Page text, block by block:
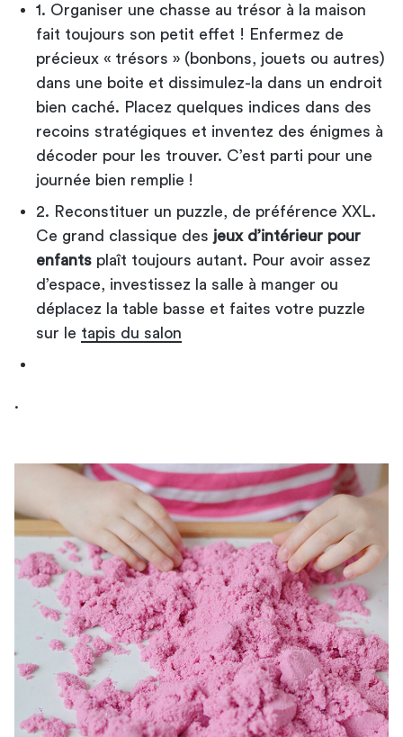
1. Organiser une chasse au trésor à la maison
fait toujours son petit effet ! Enfermez de
précieux « trésors » (bonbons, jouets ou autres)
dans une boite et dissimulez-la dans un endroit
bien caché. Placez quelques indices dans des
recoins stratégiques et inventez des énigmes à
décoder pour les trouver. C’est parti pour une
journée bien remplie !
2. Reconstituer un puzzle, de préférence XXL.
Ce grand classique des jeux d’intérieur pour
enfants plaît toujours autant. Pour avoir assez
d’espace, investissez la salle à manger ou
déplacez la table basse et faites votre puzzle
sur le tapis du salon
.